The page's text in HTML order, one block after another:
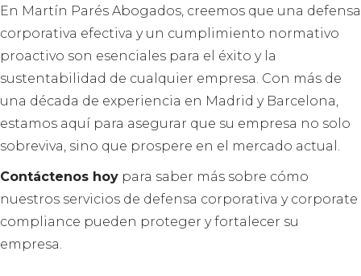
En Martín Parés Abogados, creemos que una defensa
corporativa efectiva y un cumplimiento normativo
proactivo son esenciales para el éxito y la
sustentabilidad de cualquier empresa. Con más de
una década de experiencia en Madrid y Barcelona,
estamos aquí para asegurar que su empresa no solo
sobreviva, sino que prospere en el mercado actual.
Contáctenos hoy para saber más sobre cómo
nuestros servicios de defensa corporativa y corporate
compliance pueden proteger y fortalecer su
empresa.